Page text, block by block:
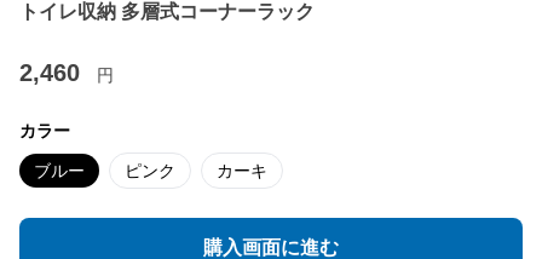
トイレ収納 多層式コーナーラック
2,460 円
カラー
ブルー ピンク カーキ
購入画面に進む